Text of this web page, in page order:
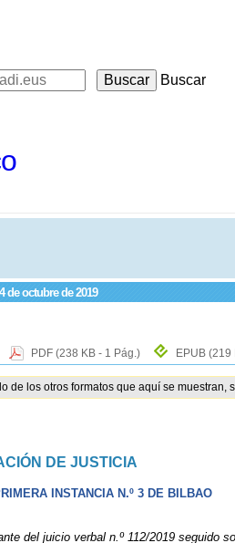
Buscar
de octubre de 2019
PDF (238 KB - 1 Pág.) EPUB (219
de los otros formatos que aquí se
DE JUSTICIA
INSTANCIA N.º 3 DE BILBAO
del juicio verbal n.º 112/2019 seguido